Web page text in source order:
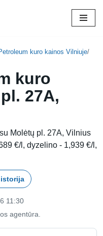
kuro kainos Vilniuje/
kuro
27A,
Molėtų pl. 27A, Vilnius
€/l, dyzelino - 1,939 €/l,
11:30
agentūra.